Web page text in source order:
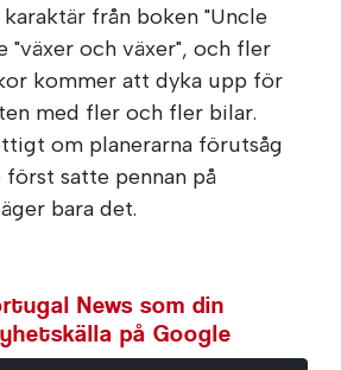
från boken "Uncle
"växer och växer", och fler
kommer att dyka upp för
med fler och fler bilar.
om planerarna förutsåg
satte pennan på
bara det.
News som din
på Google